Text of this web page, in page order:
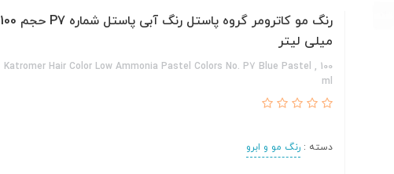
رنگ مو کاترومر گروه پاستل رنگ آبی پاستل شماره P7 حجم 100
میلی لیتر
Katromer Hair Color Low Ammonia Pastel Colors No. P7 Blue Pastel , 100
ml
دسته :رنگ مو و ابرو